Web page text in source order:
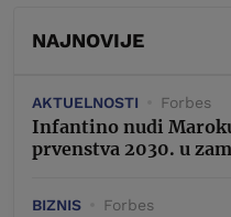
NAJNOVIJE
AKTUELNOSTI Forbes
Infantino nudi
prvenstva 2030. u
BIZNIS Forbes